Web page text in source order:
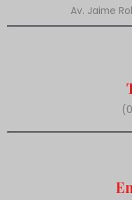
Av. Jaime